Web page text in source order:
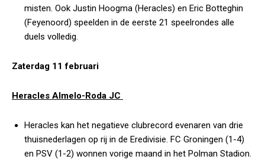
misten. Ook Justin Hoogma (Heracles) en Eric Botteghin
(Feyenoord) speelden in de eerste 21 speelrondes alle
duels volledig.
Zaterdag 11 februari
Heracles Almelo-Roda JC
Heracles kan het negatieve clubrecord evenaren van drie
thuisnederlagen op rij in de Eredivisie. FC Groningen (1-4)
en PSV (1-2) wonnen vorige maand in het Polman Stadion.